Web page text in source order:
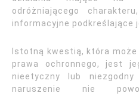
odróżniającego
informacyjne podkreślające
Istotną kwestią, która
prawa ochronnego, jest
nieetyczny lub
naruszenie nie